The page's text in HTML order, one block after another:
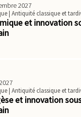
2027
| Antiquité classique et
et innovation
| Antiquité classique et
et innovation